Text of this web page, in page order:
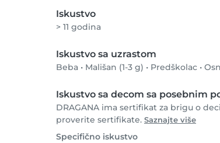
Iskustvo
> 11 godina
Iskustvo sa uzrastom
Beba • Mališan (1-3 g) • Predškolac •
Iskustvo sa decom sa posebnim
DRAGANA ima sertifikat za brigu o
proverite sertifikate. Saznajte više
Specifično iskustvo